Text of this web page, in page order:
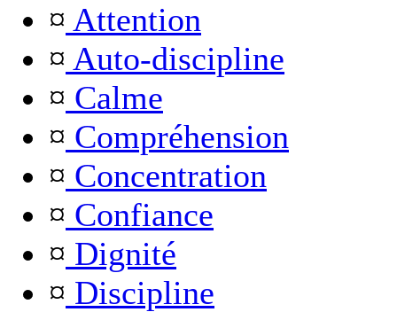
¤ Attention
¤ Auto-discipline
¤ Calme
¤ Compréhension
¤ Concentration
¤ Confiance
¤ Dignité
¤ Discipline